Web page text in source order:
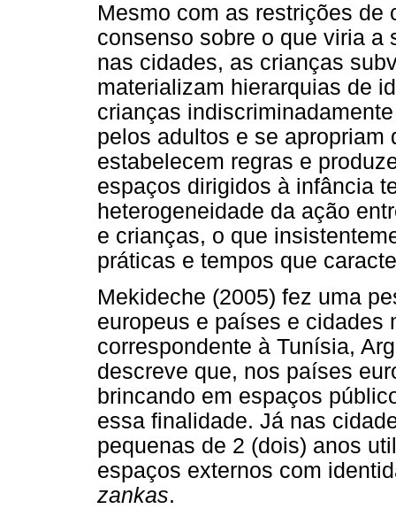
Mesmo com as restrições de
consenso sobre o que viria a
nas cidades, as crianças
materializam hierarquias de
crianças
pelos adultos e se
estabelecem regras e
espaços dirigidos à infância
heterogeneidade da ação
e crianças, o que
práticas e tempos que
Mekideche (2005) fez uma
europeus e países e cidades
correspondente à Tunísia,
descreve que, nos países
brincando em espaços
essa finalidade. Já nas
pequenas de 2 (dois) anos
espaços externos com
zankas.